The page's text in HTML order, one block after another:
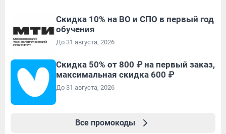
Скидка 10% на ВО и СПО в первый год
обучения
До 31 августа, 2026
Скидка 50% от 800 ₽ на первый заказ,
максимальная скидка 600 ₽
До 31 августа, 2026
Все промокоды